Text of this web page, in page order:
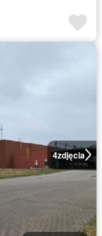
4zdjęcia